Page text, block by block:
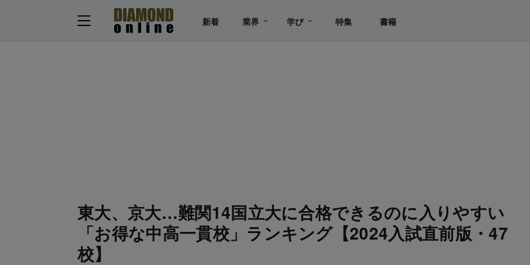
新着 業界 学び 特集 書籍
東大、京大…難関14国立大に合格できるのに入りやすい
「お得な中高一貫校」ランキング【2024入試直前版・47
校】